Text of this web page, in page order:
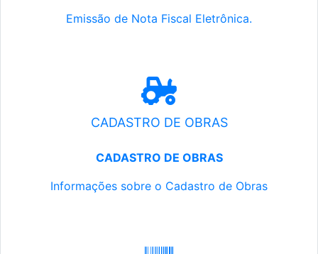
Emissão de Nota Fiscal Eletrônica.
CADASTRO DE OBRAS
CADASTRO DE OBRAS
Informações sobre o Cadastro de Obras